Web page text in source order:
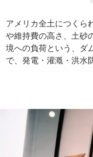
アメリカ全土につくら
や維持費の高さ、土砂
境への負荷という、ダ
で、発電・灌漑・洪水